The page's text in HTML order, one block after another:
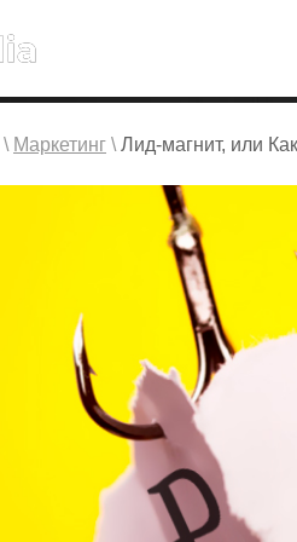
\ Маркетинг \ Лид-магнит, или